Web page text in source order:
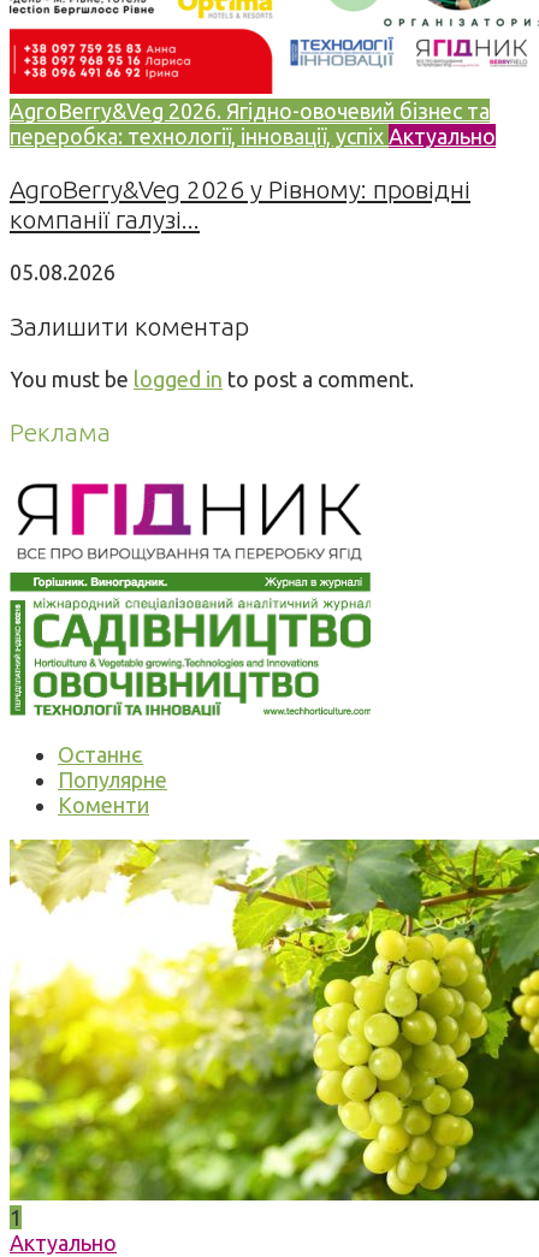
AgroBerry&Veg 2026. Ягідно-овочевий бізнес та
переробка: технології, інновації, успіх Актуально
AgroBerry&Veg 2026 у Рівному: провідні
компанії галузі...
05.08.2026
Залишити коментар
You must be logged in to post a comment.
Реклама
Останнє
Популярне
Коменти
1
Актуально